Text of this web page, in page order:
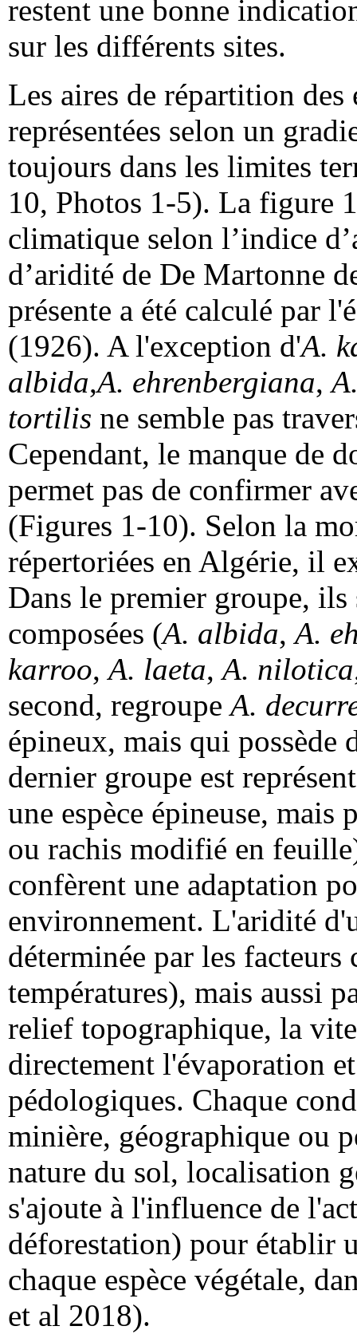
restent une bonne
sur les différents sites.
Les aires de répartition des
représentées selon un
toujours dans les limites
10, Photos 1-5). La figure
climatique selon l’indice
d’aridité de De Martonne
présente a été calculé par
(1926). A l'exception d'A.
albida,A. ehrenbergiana,
tortilis ne semble pas
Cependant, le manque de
permet pas de confirmer
(Figures 1-10). Selon la
répertoriées en Algérie, il
Dans le premier groupe,
composées (A. albida,A.
karroo,A. laeta,A. nilotica
second, regroupeA.
épineux, mais qui possède
dernier groupe est
une espèce épineuse, mais
ou rachis modifié en
confèrent une adaptation
environnement. L'aridité
déterminée par les
températures), mais aussi
relief topographique, la
directement l'évaporation
pédologiques. Chaque
minière, géographique ou
nature du sol, localisation
s'ajoute à l'influence de
déforestation) pour établir
chaque espèce végétale,
et al 2018).